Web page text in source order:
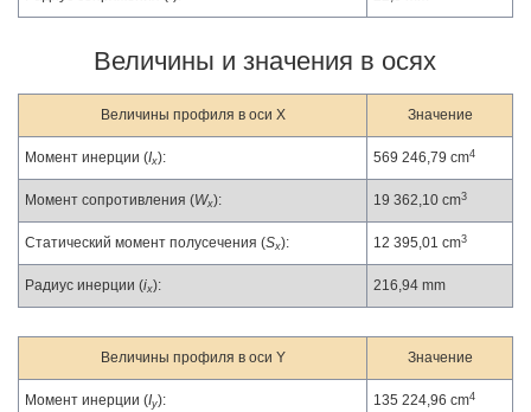
Величины и значения в осях
Величины профиля в оси X Значение
Момент инерции (Ix): 569 246,79 cm4
Момент сопротивления (Wx): 19 362,10 cm3
Статический момент полусечения (Sx): 12 395,01 cm3
Радиус инерции (ix): 216,94 mm
Величины профиля в оси Y Значение
Момент инерции (Iy): 135 224,96 cm4